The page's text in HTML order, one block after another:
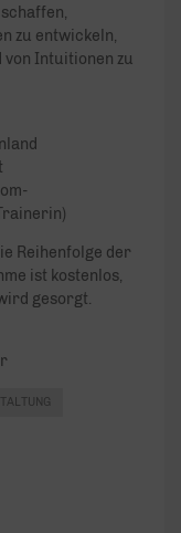
zu entwickeln,
von Intuitionen zu
Reihenfolge der
ist kostenlos,
gesorgt.